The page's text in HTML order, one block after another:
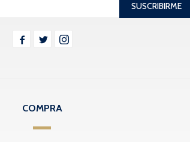
COMPRA
SUSCRIBIRME
  